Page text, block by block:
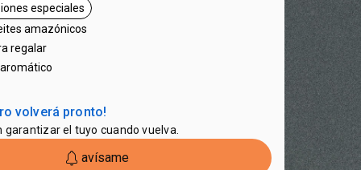
etiqueta para salir, ocasiones especiales
especiales
amazónicos
regalar
volverá pronto!
garantizar el tuyo cuando vuelva.
avísame